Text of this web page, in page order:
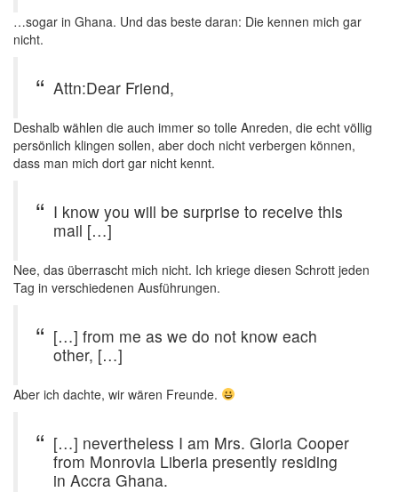
…sogar in Ghana. Und das beste daran: Die kennen mich gar
nicht.
Attn:Dear Friend,
Deshalb wählen die auch immer so tolle Anreden, die echt völlig
persönlich klingen sollen, aber doch nicht verbergen können,
dass man mich dort gar nicht kennt.
I know you will be surprise to receive this
mail […]
Nee, das überrascht mich nicht. Ich kriege diesen Schrott jeden
Tag in verschiedenen Ausführungen.
[…] from me as we do not know each
other, […]
Aber ich dachte, wir wären Freunde.
[…] nevertheless I am Mrs. Gloria Cooper
from Monrovia Liberia presently residing
in Accra Ghana.